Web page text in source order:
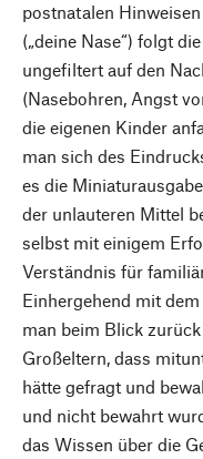
postnatalen
(„deine Nase“) folgt
ungefiltert auf den
(Nasebohren, Angst
die eigenen Kinder
man sich des
es die
der unlauteren Mittel
selbst mit einigem
Verständnis für
Einhergehend mit
man beim Blick
Großeltern, dass
hätte gefragt und
und nicht bewahrt
das Wissen über die